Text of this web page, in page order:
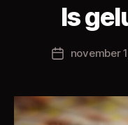
Is
Berichtdatum
november